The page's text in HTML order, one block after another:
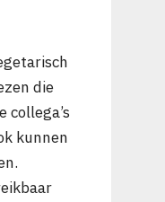
die
kunnen